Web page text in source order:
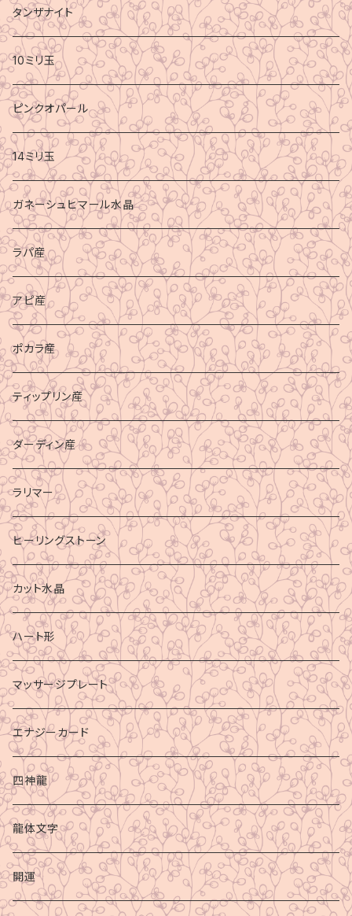
タンザナイト
10ミリ玉
ピンクオパール
14ミリ玉
ガネーシュヒマール水晶
ラパ産
アピ産
ポカラ産
ティップリン産
ダーディン産
ラリマー
ヒーリングストーン
カット水晶
ハート形
マッサージプレート
エナジーカード
四神龍
龍体文字
開運